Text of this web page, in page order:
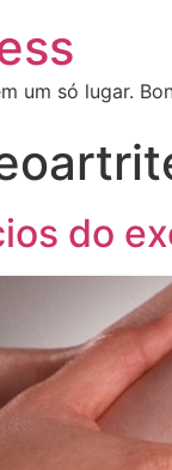
um só lugar.
do